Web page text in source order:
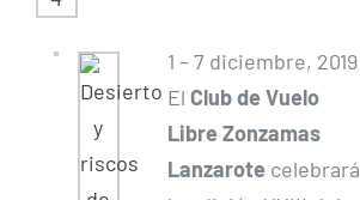
1 – 7 diciembre, 2019
El Club de Vuelo
Libre Zonzamas
Lanzarote celebrará